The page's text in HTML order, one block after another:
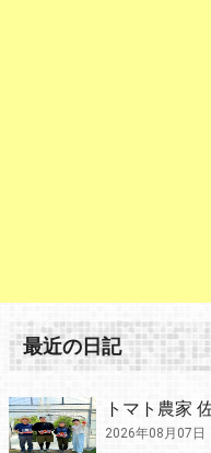
最近の日記
トマト農家
2026年08月07日